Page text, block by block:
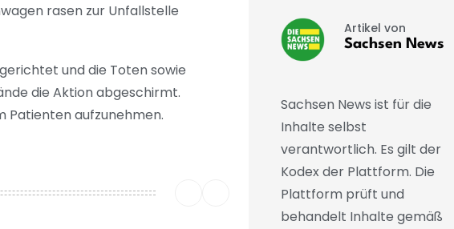
rasen zur Unfallstelle
und die Toten sowie
die Aktion abgeschirmt.
Patienten aufzunehmen.
Artikel von
Sachsen News
Sachsen News ist für die
Inhalte selbst
verantwortlich. Es gilt der
Kodex der Plattform. Die
Plattform prüft und
behandelt Inhalte gemäß